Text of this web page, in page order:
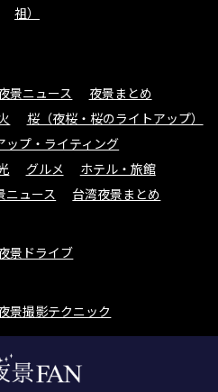
祖）
景ニュース
夜景まとめ
桜（夜桜・桜のライトアップ）
ップ・ライティング
グルメ
ホテル・旅館
ニュース 台湾夜景まとめ
景ドライブ
景撮影テクニック